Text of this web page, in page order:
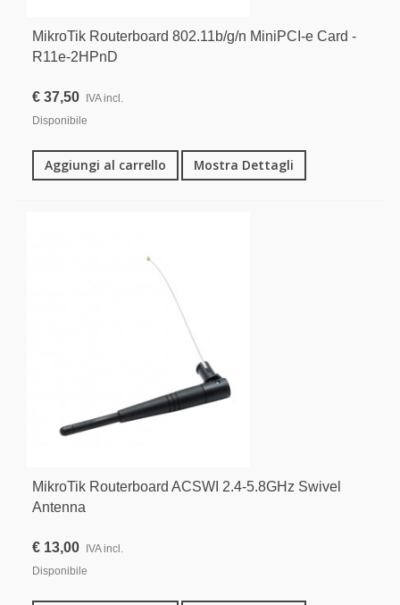
MikroTik Routerboard 802.11b/g/n MiniPCI-e Card -
R11e-2HPnD
€ 37,50
IVA incl.
Disponibile
Aggiungi al carrello Mostra Dettagli
MikroTik Routerboard ACSWI 2.4-5.8GHz Swivel
Antenna
€ 13,00 IVA incl.
Disponibile